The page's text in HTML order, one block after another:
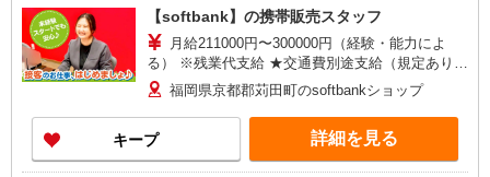
【softbank】の携帯販売スタッフ
月給211000円〜300000円（経験・能力によ
る） ※残業代支給 ★交通費別途支給（規定あり）
゜+゜・。○。・゜+゜・。○。・゜+゜ 入社祝い金
10万円支給(規定有) お友達を紹介頂くと, インセン
ティブ支給(規定有) ゜・。○。・゜+゜・。
○。・゜+゜
福岡県京都郡苅田町のsoftbankショップ
キープ 詳細を見る